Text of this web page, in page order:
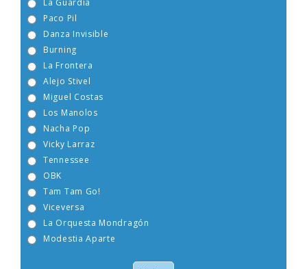
La Guardia
Paco Pil
Danza Invisible
Burning
La Frontera
Alejo Stivel
Miguel Costas
Los Manolos
Nacha Pop
Vicky Larraz
Tennessee
OBK
Tam Tam Go!
Viceversa
La Orquesta Mondragón
Modestia Aparte